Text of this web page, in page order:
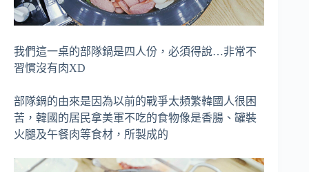
我們這一桌的部隊鍋是四人份，必須得說…非常不
習慣沒有肉XD
部隊鍋的由來是因為以前的戰爭太頻繁韓國人很困
苦，韓國的居民拿美軍不吃的食物像是香腸、罐裝
火腿及午餐肉等食材，所製成的